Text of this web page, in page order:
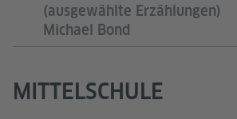
(ausgewählte Erzählungen)
Michael Bond
MITTELSCHULE